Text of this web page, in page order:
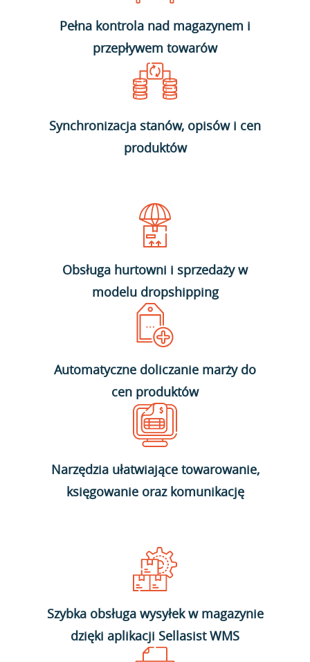
Pełna kontrola nad magazynem i
przepływem towarów
Synchronizacja stanów, opisów i cen
produktów
Obsługa hurtowni i sprzedaży w
modelu dropshipping
Automatyczne doliczanie marży do
cen produktów
Narzędzia ułatwiające towarowanie,
księgowanie oraz komunikację
Szybka obsługa wysyłek w magazynie
dzięki aplikacji Sellasist WMS